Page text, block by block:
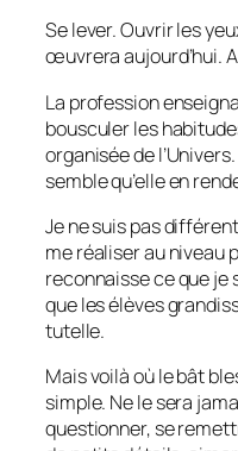
Se lever. Ouvrir les
œuvrera aujourd’hui.
La profession
bousculer les
organisée de
semble qu’elle en
Je ne suis pas
me réaliser au niveau
reconnaisse ce que je
que les élèves
tutelle.
Mais voilà où le bât
simple. Ne le sera
questionner, se